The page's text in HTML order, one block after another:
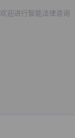
欢迎进行智能法律咨询